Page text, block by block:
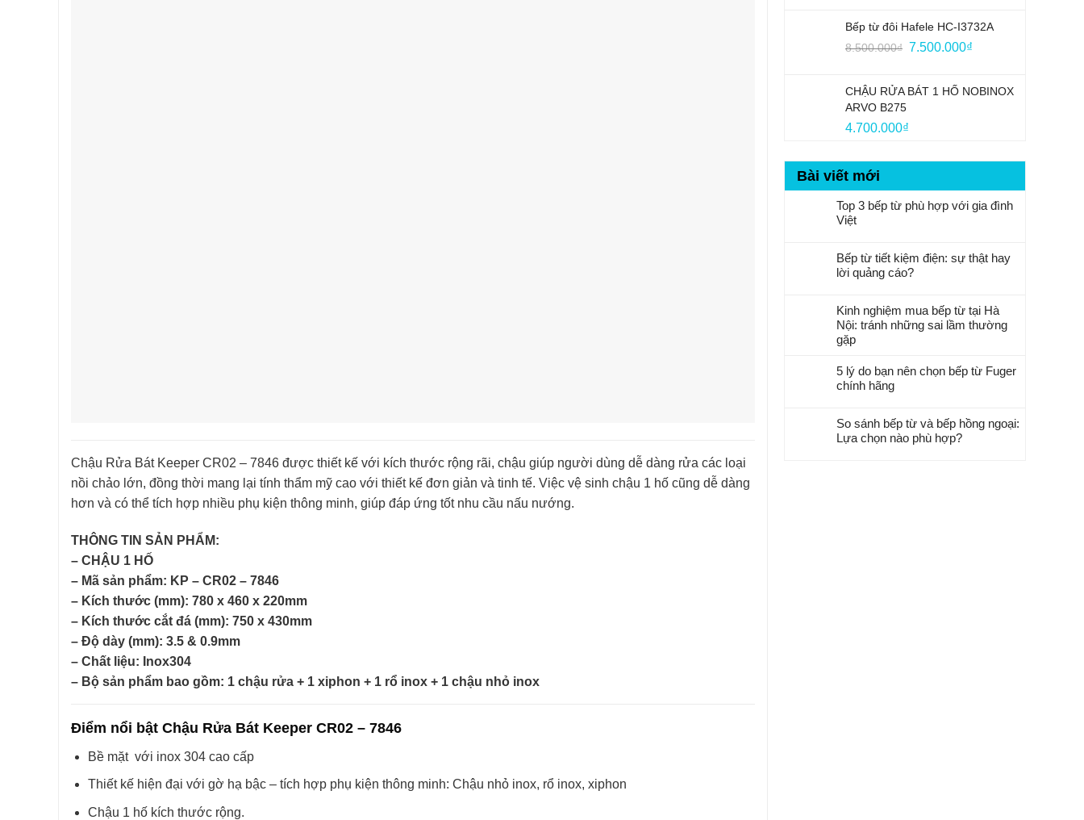
Chậu Rửa Bát Keeper CR02 – 7846 được thiết kế với kích thước rộng rãi, chậu giúp người dùng dễ dàng rửa các loại
nồi chảo lớn, đồng thời mang lại tính thẩm mỹ cao với thiết kế đơn giản và tinh tế. Việc vệ sinh chậu 1 hố cũng dễ dàng
hơn và có thể tích hợp nhiều phụ kiện thông minh, giúp đáp ứng tốt nhu cầu nấu nướng.
THÔNG TIN SẢN PHẨM:
– CHẬU 1 HỐ
– Mã sản phẩm: KP – CR02 – 7846
– Kích thước (mm): 780 x 460 x 220mm
– Kích thước cắt đá (mm): 750 x 430mm
– Độ dày (mm): 3.5 & 0.9mm
– Chất liệu: Inox304
– Bộ sản phẩm bao gồm: 1 chậu rửa + 1 xiphon + 1 rổ inox + 1 chậu nhỏ inox
Điểm nổi bật Chậu Rửa Bát Keeper CR02 – 7846
Bề mặt với inox 304 cao cấp
Thiết kế hiện đại với gờ hạ bậc – tích hợp phụ kiện thông minh: Chậu nhỏ inox, rổ inox, xiphon
Chậu 1 hố kích thước rộng.
Bếp từ đôi Hafele HC-I3732A
8.500.000₫ Giá
8.500.000₫.
7.500.000₫
là:
CHẬU RỬA BÁT 1 HỐ NOBINOX
ARVO B275
4.700.000₫
Bài viết mới
Top 3 bếp từ phù hợp với gia đình
Việt
Bếp từ tiết kiệm điện: sự thật hay
lời quảng cáo?
Kinh nghiệm mua bếp từ tại Hà
Nội: tránh những sai lầm thường
gặp
5 lý do bạn nên chọn bếp từ Fuger
chính hãng
So sánh bếp từ và bếp hồng ngoại:
Lựa chọn nào phù hợp?